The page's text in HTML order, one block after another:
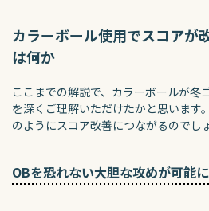
カラーボール使用でスコアが
は何か
ここまでの解説で、カラーボールが冬
を深くご理解いただけたかと思います
のようにスコア改善につながるのでし
OBを恐れない大胆な攻めが可能